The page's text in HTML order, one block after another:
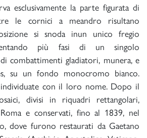
esclusivamente la parte figurata di
le cornici a meandro risultano
si snoda inun unico fregio
più fasi di un singolo
combattimenti gladiatori, munera, e
su un fondo monocromo bianco.
con il loro nome. Dopo il
divisi in riquadri rettangolari,
e conservati, fino al 1839, nel
dove furono restaurati da Gaetano